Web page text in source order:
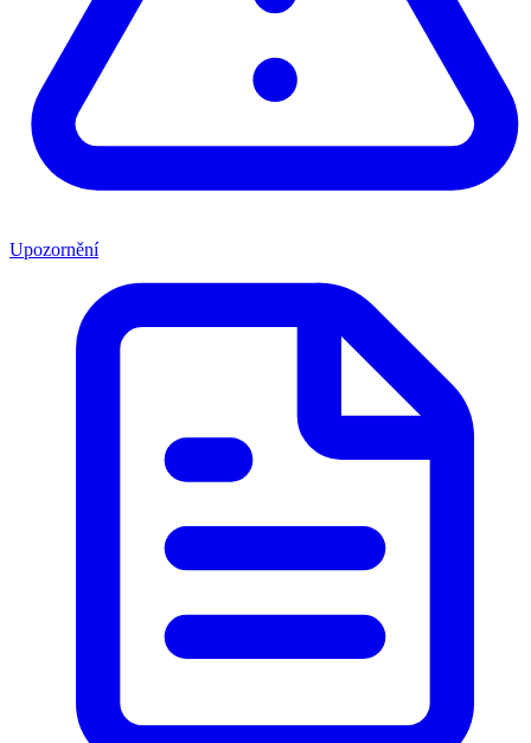
Upozornění